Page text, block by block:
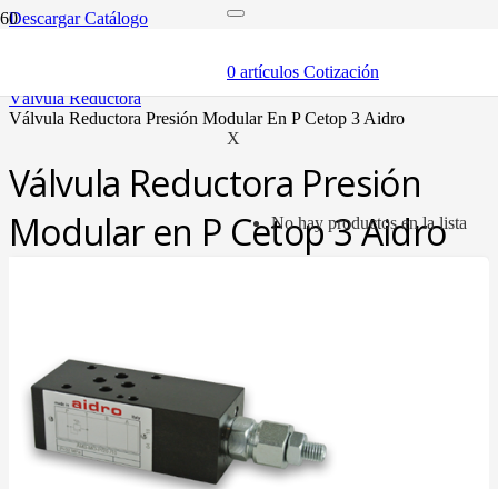
0 artículos Cotización
X
No hay productos en la lista
Descargar Catálogo
válvula reductora
válvula reductora presión modular en p cetop 3 aidro
Válvula Reductora Presión
Modular en P Cetop 3 Aidro